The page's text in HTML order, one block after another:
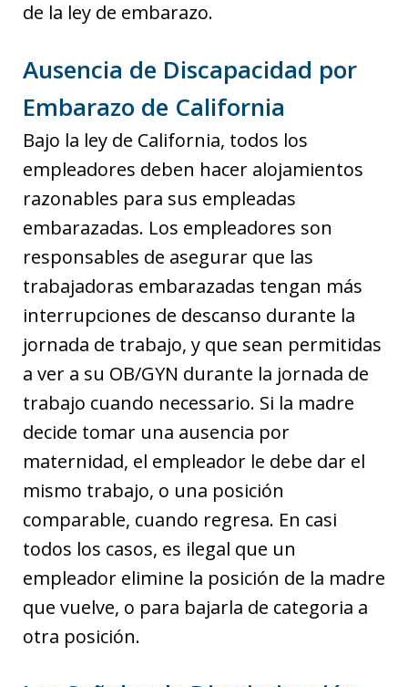
de la ley de embarazo.
Ausencia de Discapacidad por
Embarazo de California
Bajo la ley de California, todos los
empleadores deben hacer alojamientos
razonables para sus empleadas
embarazadas. Los empleadores son
responsables de asegurar que las
trabajadoras embarazadas tengan más
interrupciones de descanso durante la
jornada de trabajo, y que sean permitidas
a ver a su OB/GYN durante la jornada de
trabajo cuando necessario. Si la madre
decide tomar una ausencia por
maternidad, el empleador le debe dar el
mismo trabajo, o una posición
comparable, cuando regresa. En casi
todos los casos, es ilegal que un
empleador elimine la posición de la madre
que vuelve, o para bajarla de categoria a
otra posición.